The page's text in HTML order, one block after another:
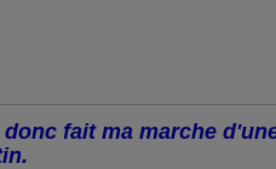
fait ma marche